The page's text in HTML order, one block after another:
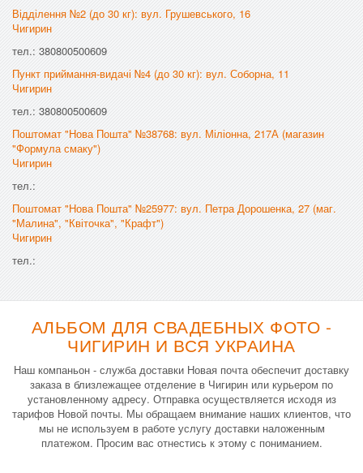
Відділення №2 (до 30 кг): вул. Грушевського, 16
Чигирин
тел.: 380800500609
Пункт приймання-видачі №4 (до 30 кг): вул. Соборна, 11
Чигирин
тел.: 380800500609
Поштомат "Нова Пошта" №38768: вул. Міліонна, 217А (магазин
"Формула смаку")
Чигирин
тел.:
Поштомат "Нова Пошта" №25977: вул. Петра Дорошенка, 27 (маг.
"Малина", "Квіточка", "Крафт")
Чигирин
тел.:
АЛЬБОМ ДЛЯ СВАДЕБНЫХ ФОТО -
ЧИГИРИН И ВСЯ УКРАИНА
Наш компаньон - служба доставки Новая почта обеспечит доставку
заказа в близлежащее отделение в Чигирин или курьером по
установленному адресу. Отправка осуществляется исходя из
тарифов Новой почты. Мы обращаем внимание наших клиентов, что
мы не используем в работе услугу доставки наложенным
платежом. Просим вас отнестись к этому с пониманием.